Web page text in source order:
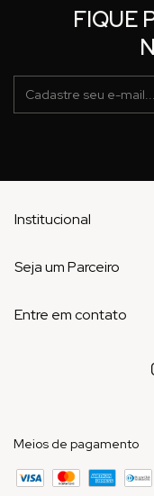
FIQUE
Institucional
Seja um Parceiro
Entre em contato
Meios de pagamento